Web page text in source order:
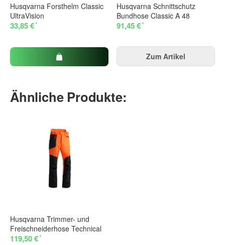
Husqvarna Forsthelm Classic
UltraVision
33,85 €*
Husqvarna Schnittschutz
Bundhose Classic A 48
91,45 €*
Zum Artikel
Ähnliche Produkte:
Husqvarna Trimmer- und
Freischneiderhose Technical
119,50 €*